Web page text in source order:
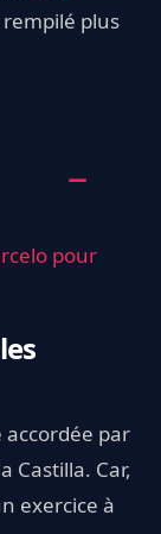
plus
pour
accordée par
Castilla. Car,
exercice à